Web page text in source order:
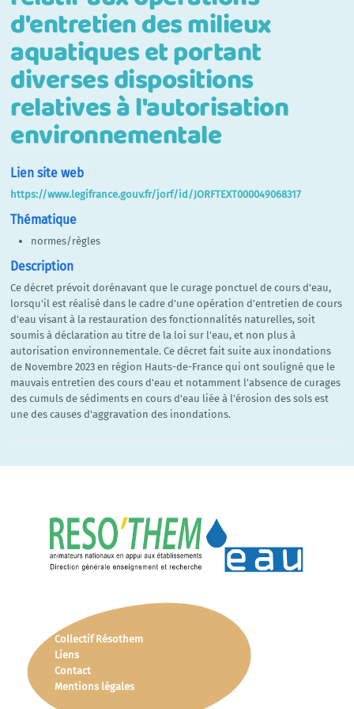
d'entretien des milieux
aquatiques et portant
diverses dispositions
relatives à l'autorisation
environnementale
Lien site web
https://www.legifrance.gouv.fr/jorf/id/JORFTEXT000049068317
Thématique
normes/règles
Description
Ce décret prévoit dorénavant que le curage ponctuel de cours d'eau,
lorsqu'il est réalisé dans le cadre d'une opération d'entretien de cours
d'eau visant à la restauration des fonctionnalités naturelles, soit
soumis à déclaration au titre de la loi sur l'eau, et non plus à
autorisation environnementale. Ce décret fait suite aux inondations
de Novembre 2023 en région Hauts-de-France qui ont souligné que le
mauvais entretien des cours d'eau et notamment l'absence de curages
des cumuls de sédiments en cours d'eau liée à l'érosion des sols est
une des causes d'aggravation des inondations.
Collectif Résothem
Liens
Contact
Mentions légales